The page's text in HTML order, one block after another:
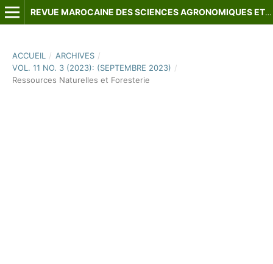
REVUE MAROCAINE DES SCIENCES AGRONOMIQUES ET VÉTÉRINAIRES
ACCUEIL / ARCHIVES /
VOL. 11 NO. 3 (2023): (SEPTEMBRE 2023) /
Ressources Naturelles et Foresterie